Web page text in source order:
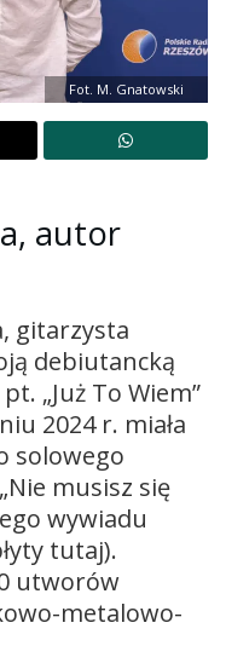
Fot. M. Gnatowski
autor
gitarzysta
debiutancką
„Już To Wiem”
2024 r. miała
solowego
musisz się
wywiadu
tutaj).
utworów
metalowo-